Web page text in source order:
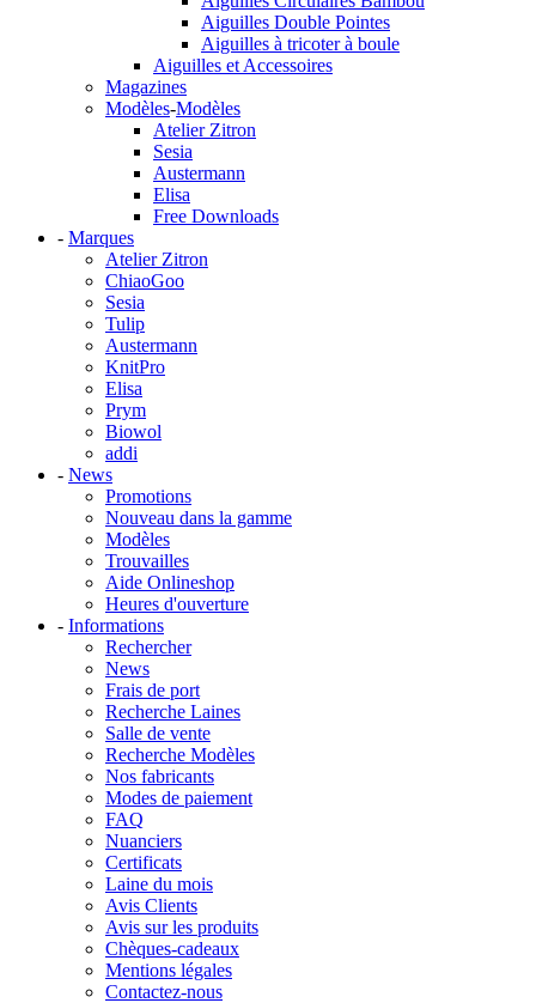
Aiguilles Double Pointes
Aiguilles à tricoter à boule
Aiguilles et Accessoires
Magazines
Modèles-Modèles
Atelier Zitron
Sesia
Austermann
Elisa
Free Downloads
- Marques
Atelier Zitron
ChiaoGoo
Sesia
Tulip
Austermann
KnitPro
Elisa
Prym
Biowol
addi
- News
Promotions
Nouveau dans la gamme
Modèles
Trouvailles
Aide Onlineshop
Heures d'ouverture
- Informations
Rechercher
News
Frais de port
Recherche Laines
Salle de vente
Recherche Modèles
Nos fabricants
Modes de paiement
FAQ
Nuanciers
Certificats
Laine du mois
Avis Clients
Avis sur les produits
Chèques-cadeaux
Mentions légales
Contactez-nous